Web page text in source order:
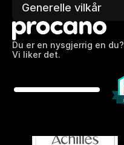
Generelle vilkår
Du er en nysgjerrig en du?
Vi liker det.